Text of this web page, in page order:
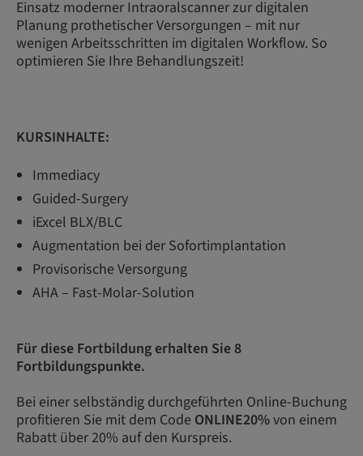
Einsatz moderner Intraoralscanner zur digitalen
Planung prothetischer Ver­sorgungen – mit nur
wenigen Arbeitsschritten im digitalen Workflow. So
optimieren Sie Ihre Behandlungszeit!
KURSINHALTE:
Immediacy
Guided-Surgery
iExcel BLX/BLC
Augmentation bei der Sofortimplantation
Provisorische Versorgung
AHA – Fast-Molar-Solution
Für diese Fortbildung erhalten Sie 8
Fortbildungspunkte.
Bei einer selbständig durchgeführten Online-Buchung
profitieren Sie mit dem Code ONLINE20%von einem
Rabatt über 20% auf den Kurspreis.